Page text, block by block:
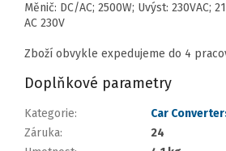
Měnič: DC/AC; 2500W; Uvýst: 230VAC;
AC 230V
Zboží obvykle expedujeme do 4
Doplňkové parametry
Kategorie:
Car
Záruka:
24